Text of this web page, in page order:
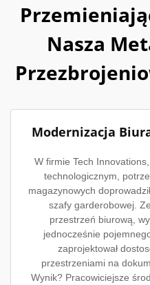
Nasza
Modernizacja
W firmie Tech
technologicznym,
magazynowych
szafy garderobowej.
przestrzeń biurową,
jednocześnie
zaprojektował
przestrzeniami na
Wynik? Pracowiciejsze